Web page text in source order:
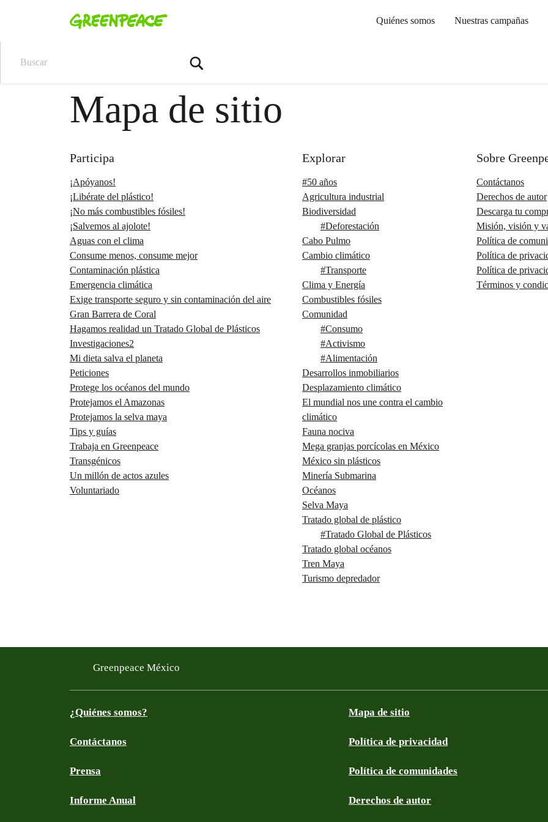
Quiénes somos Nuestras campañas
Mapa de sitio
Participa
¡Apóyanos!
¡Libérate del plástico!
¡No más combustibles fósiles!
¡Salvemos al ajolote!
Aguas con el clima
Consume menos, consume mejor
Contaminación plástica
Emergencia climática
Exige transporte seguro y sin contaminación del aire
Gran Barrera de Coral
Hagamos realidad un Tratado Global de Plásticos
Investigaciones2
Mi dieta salva el planeta
Peticiones
Protege los océanos del mundo
Protejamos el Amazonas
Protejamos la selva maya
Tips y guías
Trabaja en Greenpeace
Transgénicos
Un millón de actos azules
Voluntariado
Explorar
#50 años
Agricultura industrial
Biodiversidad
#Deforestación
Cabo Pulmo
Cambio climático
#Transporte
Clima y Energía
Combustibles fósiles
Comunidad
#Consumo
#Activismo
#Alimentación
Desarrollos inmobiliarios
Desplazamiento climático
El mundial nos une contra el cambio
climático
Fauna nociva
Mega granjas porcícolas en México
México sin plásticos
Minería Submarina
Océanos
Selva Maya
Tratado global de plástico
#Tratado Global de Plásticos
Tratado global océanos
Tren Maya
Turismo depredador
Sobre
Contáctanos
Derechos de autor
Descarga tu
Misión, visión y
Política de
Política de
Política de
Términos y
Greenpeace México
¿Quiénes somos?
Contáctanos
Prensa
Informe Anual
Mapa de sitio
Política de privacidad
Política de comunidades
Derechos de autor